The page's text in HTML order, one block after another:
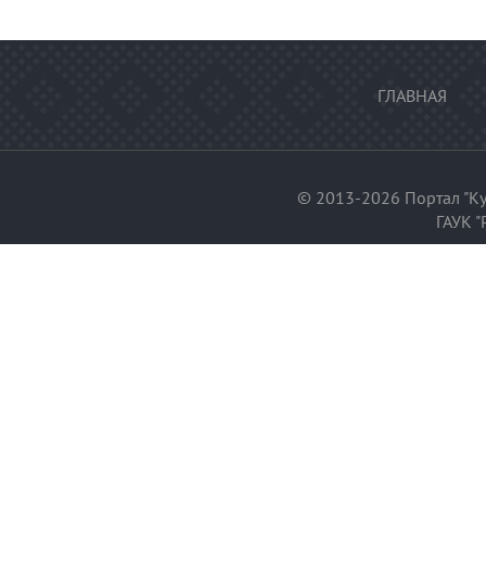
ГЛАВНАЯ
© 2013-2026 Портал
ГАУК